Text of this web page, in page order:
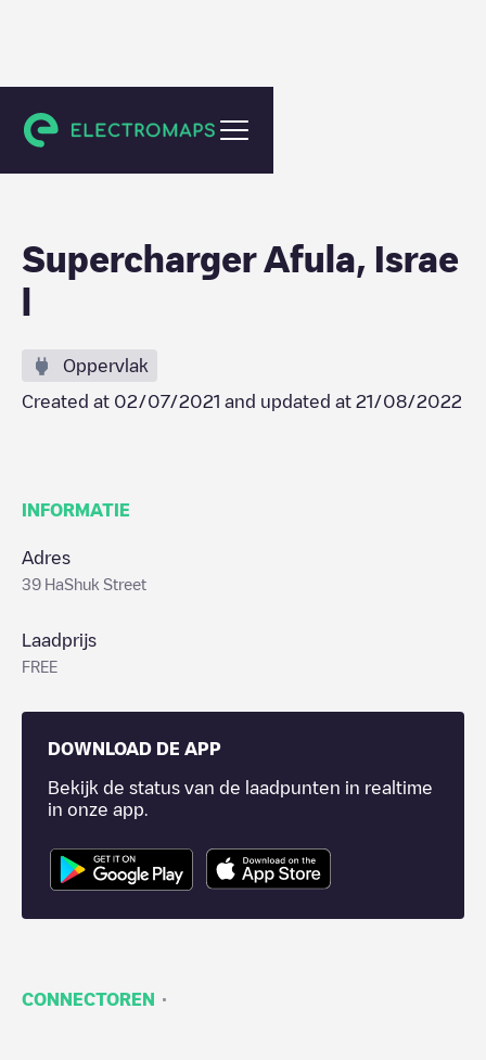
Afula
Supercharger Afula, Israe
Oppervlak
Created at 02/07/2021 and updated at 21/08/2022
INFORMATIE
Adres
39 HaShuk Street
Laadprijs
FREE
DOWNLOAD DE APP
Bekijk de status van de laadpunten in realtime
in onze app.
CONNECTOREN ·